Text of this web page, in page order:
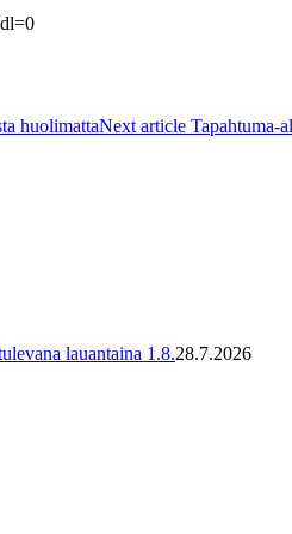
huolimattaNext article Tapahtuma-
lauantaina 1.8.28.7.2026